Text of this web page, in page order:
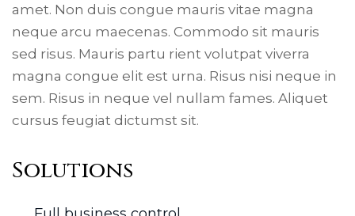
amet. Non duis congue mauris vitae magna
neque arcu maecenas. Commodo sit mauris
sed risus. Mauris partu rient volutpat viverra
magna congue elit est urna. Risus nisi neque in
sem. Risus in neque vel nullam fames. Aliquet
cursus feugiat dictumst sit.
Solutions